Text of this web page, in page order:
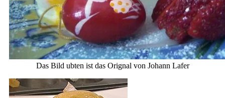
Das Bild ubten ist das Orignal von Johann Lafer